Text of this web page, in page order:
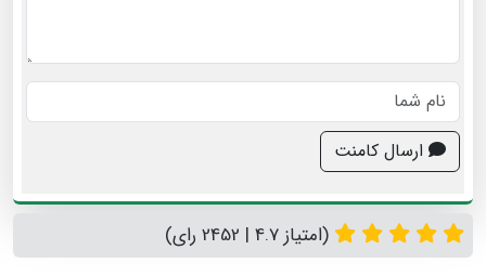
ارسال کامنت
(امتیاز 4.7 | 2452 رای)